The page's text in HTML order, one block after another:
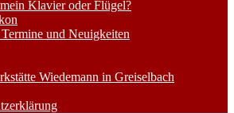
Klavier oder Flügel?
und Neuigkeiten
Wiedemann in Greiselbach